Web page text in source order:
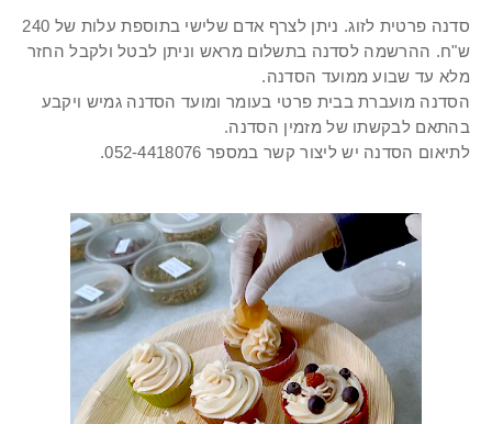
סדנה פרטית לזוג. ניתן לצרף אדם שלישי בתוספת עלות של 240
ש"ח. ההרשמה לסדנה בתשלום מראש וניתן לבטל ולקבל החזר
מלא עד שבוע ממועד הסדנה.
הסדנה מועברת בבית פרטי בעומר ומועד הסדנה גמיש ויקבע
בהתאם לבקשתו של מזמין הסדנה.
לתיאום הסדנה יש ליצור קשר במספר 052-4418076.